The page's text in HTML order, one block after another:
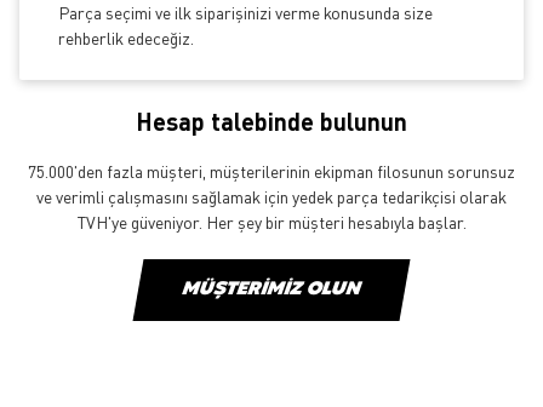
Parça seçimi ve ilk siparişinizi verme konusunda size
rehberlik edeceğiz.
Hesap talebinde bulunun
75.000'den fazla müşteri, müşterilerinin ekipman filosunun sorunsuz
ve verimli çalışmasını sağlamak için yedek parça tedarikçisi olarak
TVH'ye güveniyor. Her şey bir müşteri hesabıyla başlar.
MÜŞTERIMIZ OLUN